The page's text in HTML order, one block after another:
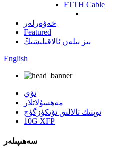
FTTH Cable
خەۋەرلەر
Featured
بىز بىلەن ئالاقىلىشىڭ
English
ئۆي
مەھسۇلاتلار
ئوپتىك تالالىق ئۆتكۈزگۈچ
10G XFP
سەھىپىلەر